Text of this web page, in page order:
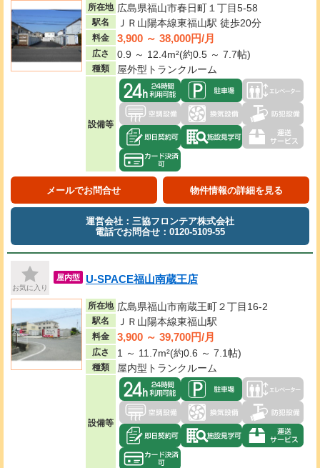
所在地 広島県福山市春日町１丁目5-58
駅名 ＪＲ山陽本線東福山駅 徒歩20分
料金 3,900 ～ 38,000円/月
広さ 0.9 ～ 12.4m²(約0.5 ～ 7.7帖)
種類 屋外型トランクルーム
設備等
メールでお問合せ 物件情報の詳細を見る
運営会社：三協フロンテア株式会社
電話でお問合せ：0120-5109-55
お気に入り
屋内型 U-SPACE福山南蔵王店
所在地 広島県福山市南蔵王町２丁目16-2
駅名 ＪＲ山陽本線東福山駅
料金 3,900 ～ 39,700円/月
広さ 1 ～ 11.7m²(約0.6 ～ 7.1帖)
種類 屋内型トランクルーム
設備等